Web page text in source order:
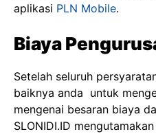
aplikasi PLN Mobile.
Biaya
Setelah seluruh
baiknya anda untuk
mengenai besaran biaya
SLONIDI.ID